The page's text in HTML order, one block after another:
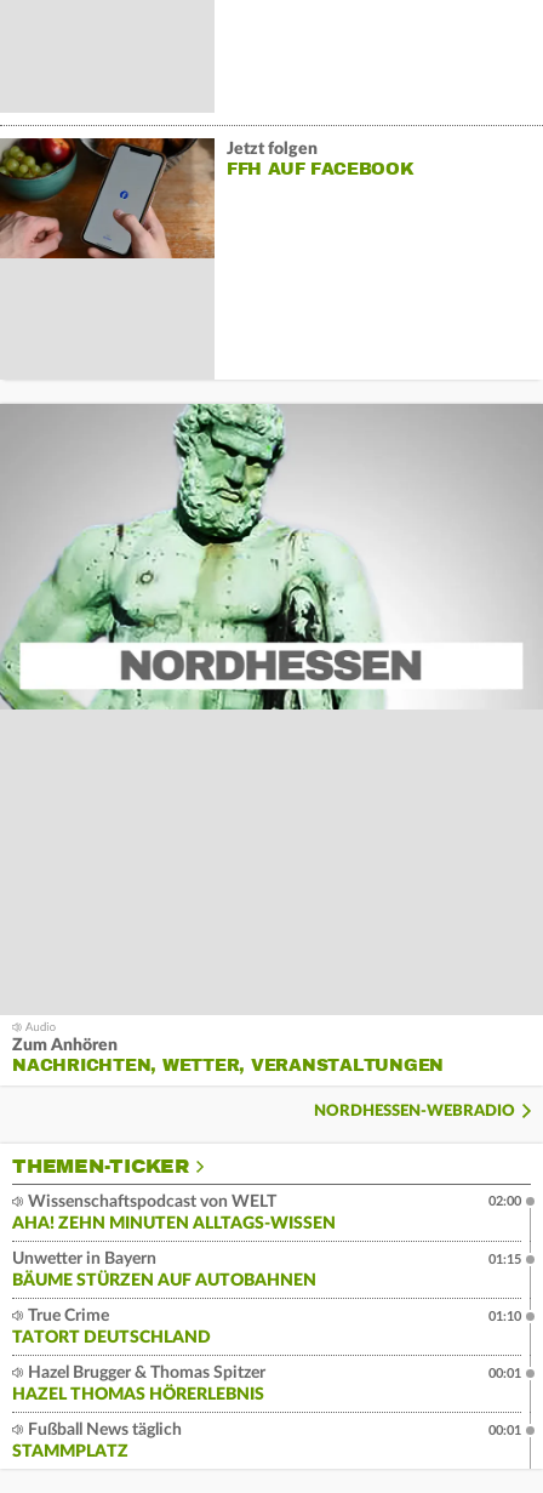
Jetzt folgen
FFH AUF FACEBOOK
Zum Anhören
NACHRICHTEN, WETTER, VERANSTALTUNGEN
NORDHESSEN-WEBRADIO
THEMEN-TICKER
Wissenschaftspodcast von WELT
AHA! ZEHN MINUTEN ALLTAGS-WISSEN
02:00
Unwetter in Bayern
BÄUME STÜRZEN AUF AUTOBAHNEN
01:15
True Crime
TATORT DEUTSCHLAND
01:10
Hazel Brugger & Thomas Spitzer
HAZEL THOMAS HÖRERLEBNIS
00:01
Fußball News täglich
STAMMPLATZ
00:01